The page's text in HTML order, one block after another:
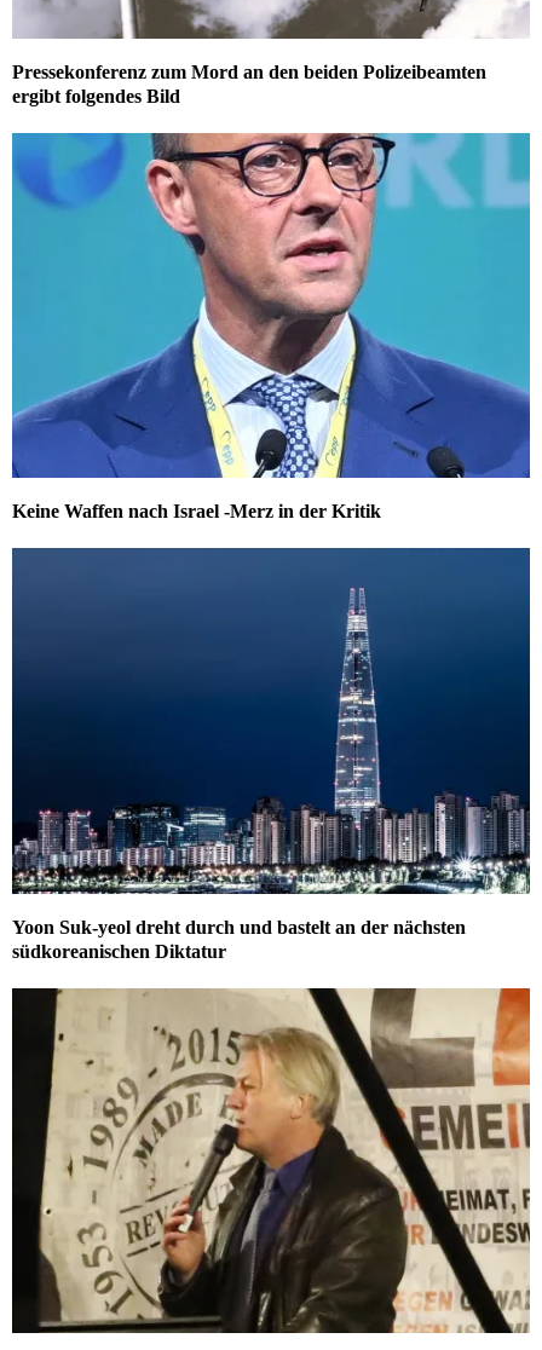
Pressekonferenz zum Mord an den beiden Polizeibeamten
ergibt folgendes Bild
Keine Waffen nach Israel -Merz in der Kritik
Yoon Suk-yeol dreht durch und bastelt an der nächsten
südkoreanischen Diktatur